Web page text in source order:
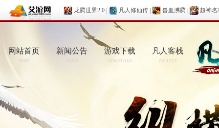
龙腾世界2.0 凡人修仙传 兽血沸腾 超神名
网站首页
HOME
新闻公告
NEWS
游戏下载
DOWNLOAD
凡人客栈
COLLEGE